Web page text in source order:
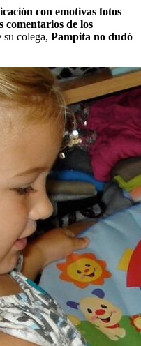
con emotivas fotos
comentarios de los
su colega, Pampita no dudó